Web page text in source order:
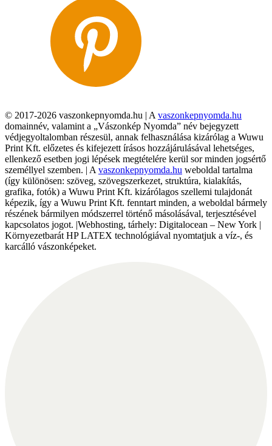
© 2017-2026 vaszonkepnyomda.hu | A vaszonkepnyomda.hu
domainnév, valamint a „Vászonkép Nyomda” név bejegyzett
védjegyoltalomban részesül, annak felhasználása kizárólag a Wuwu
Print Kft. előzetes és kifejezett írásos hozzájárulásával lehetséges,
ellenkező esetben jogi lépések megtételére kerül sor minden jogsértő
személlyel szemben. | A vaszonkepnyomda.hu weboldal tartalma
(így különösen: szöveg, szövegszerkezet, struktúra, kialakítás,
grafika, fotók) a Wuwu Print Kft. kizárólagos szellemi tulajdonát
képezik, így a Wuwu Print Kft. fenntart minden, a weboldal bármely
részének bármilyen módszerrel történő másolásával, terjesztésével
kapcsolatos jogot. |Webhosting, tárhely: Digitalocean – New York |
Környezetbarát HP LATEX technológiával nyomtatjuk a víz-, és
karcálló vászonképeket.